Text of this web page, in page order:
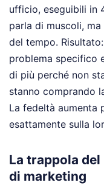
ufficio, eseguibili in
parla di muscoli,
del tempo.
problema specifico
di più perché non
stanno comprando
La fedeltà aumenta
esattamente sulla
La trappola
di marketing